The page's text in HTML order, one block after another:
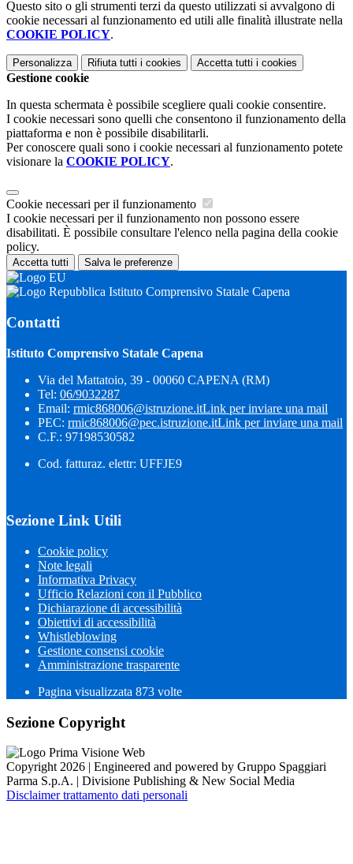
Questo sito o gli strumenti terzi da questo utilizzati si avvalgono di
cookie necessari al funzionamento ed utili alle finalità illustrate nella
COOKIE POLICY.
Personalizza Rifiuta tutti i cookies Accetta tutti i cookies
Gestione cookie
In questa schermata è possibile scegliere quali cookie consentire.
I cookie necessari sono quelli che consentono il funzionamento della
piattaforma e non è possibile disabilitarli.
Per conoscere quali sono i cookie necessari al funzionamento potete
visionare la COOKIE POLICY.
Cookie necessari per il funzionamento
I cookie necessari per il funzionamento non possono essere
disabilitati. È possibile consultare l'elenco nella pagina della cookie
policy.
Accetta tutti Salva le preferenze
Istituto Comprensivo Statale Capena
Contatti
Istituto Comprensivo Statale Capena
Via del Mattatoio, 39 - 00060 CAPENA (RM)
Tel: 06/9032287
Email: rmic868006@istruzione.itLink per inviare una mail
PEC: rmic868006@pec.istruzione.itLink per inviare una mail
C.F.: 97198530582
Cod. fatturaz. elettr: UFFJE9
Sezione Link Utili
Cookie policy
Note legali
Informativa Privacy
Ufficio Relazioni con il Pubblico
Dichiarazione di accessibilità
Obiettivi di accessibilità
Whistleblowing
Gestione consensi cookie
Amministrazione trasparente
Pagina visualizzata 873 volte
Sezione Copyright
Copyright 2026 | Engineered and powered by Gruppo Spaggiari
Parma S.p.A. | Divisione Publishing & New Social Media
Disclaimer trattamento dati personali